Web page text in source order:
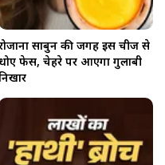
साबुन की जगह इस चीज से
धोएं फेस, चेहरे पर आएगा गुलाबी